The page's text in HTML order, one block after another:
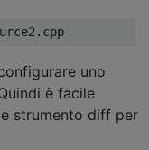
uno
è facile
strumento diff per